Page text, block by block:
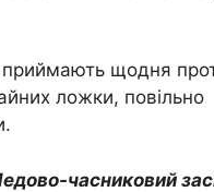
приймають щодня
ложки, повільно
часниковий